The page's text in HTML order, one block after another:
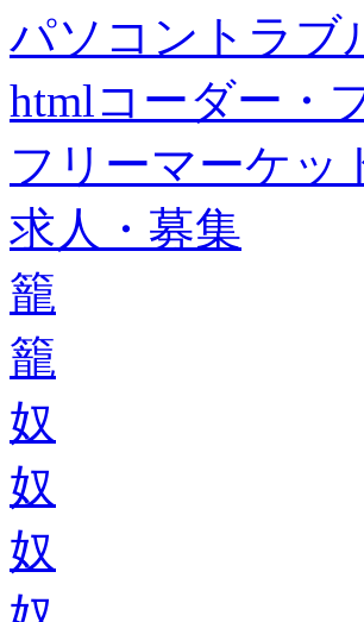
パソコントラブ
htmlコーダー・
フリーマーケッ
求人・募集
籠
籠
奴
奴
奴